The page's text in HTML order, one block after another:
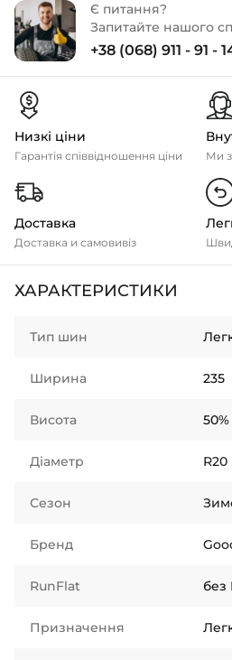
Є питання?
Запитайте нашого
+38 (068) 911 - 91 -
Низкі ціни
Гарантія співвідношення ціни Ми
Доставка
Доставка и самовивіз
ХАРАКТЕРИСТИКИ
Тип шин
Ширина 235
Висота 50%
Діаметр R20
Сезон
Бренд
RunFlat без
Призначення